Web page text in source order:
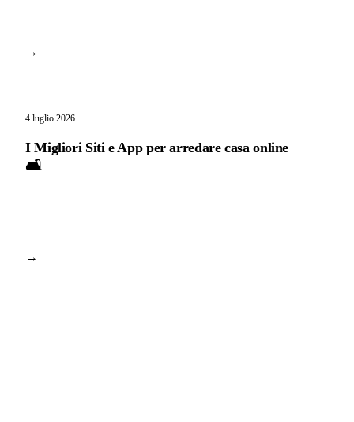
→
4 luglio 2026
I Migliori Siti e App per arredare casa online
🛋️
→